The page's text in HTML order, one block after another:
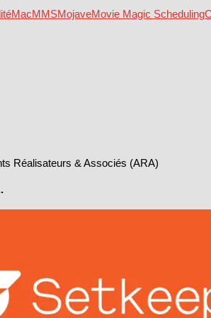
MacMMSMojaveMovie Magic Scheduling
Réalisateurs & Associés (ARA)